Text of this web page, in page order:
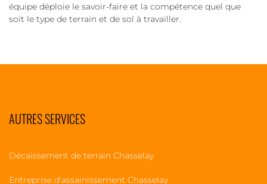
équipe déploie le savoir-faire et la compétence quel que
soit le type de terrain et de sol à travailler.
AUTRES SERVICES
Décaissement de terrain Chasselay
Entreprise d'assainissement Chasselay